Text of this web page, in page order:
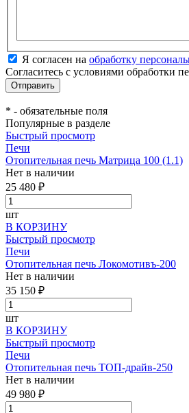
Я согласен на обработку
Согласитесь с условиями обработки
* - обязательные поля
Популярные в разделе
Быстрый просмотр
Печи
Отопительная печь Матрица 100 (1.1)
Нет в наличии
25 480 ₽
шт
В КОРЗИНУ
Быстрый просмотр
Печи
Отопительная печь Локомотивъ-200
Нет в наличии
35 150 ₽
шт
В КОРЗИНУ
Быстрый просмотр
Печи
Отопительная печь ТОП-драйв-250
Нет в наличии
49 980 ₽